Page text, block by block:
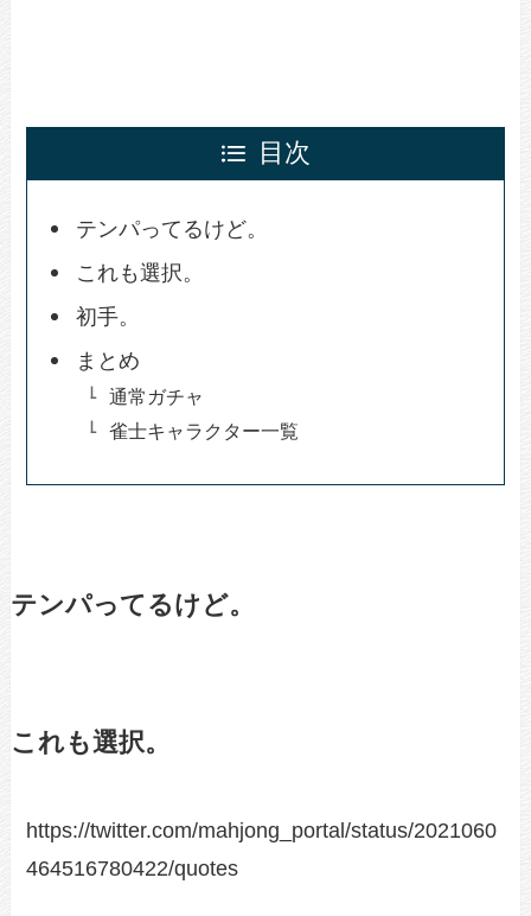
目次
テンパってるけど。
これも選択。
初手。
まとめ
通常ガチャ
雀士キャラクター一覧
テンパってるけど。
これも選択。
https://twitter.com/mahjong_portal/status/2021060
464516780422/quotes